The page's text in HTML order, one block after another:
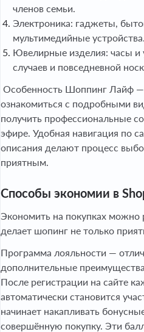
членов семьи.
Электроника: гаджеты,
мультимедийные устройства.
Ювелирные изделия: часы и
случаев и повседневной
Особенность Шоппинг Лайф
ознакомиться с подробными
получить профессиональные
эфире. Удобная навигация по
описания делают процесс
приятным.
Способы экономии в
Экономить на покупках можно
делает шопинг не только
Программа лояльности —
дополнительные
После регистрации на сайте
автоматически становится
начинает накапливать
совершённую покупку. Эти